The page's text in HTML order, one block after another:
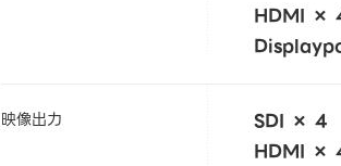
HDMI ×
映像出力
SDI × 4
HDMI ×